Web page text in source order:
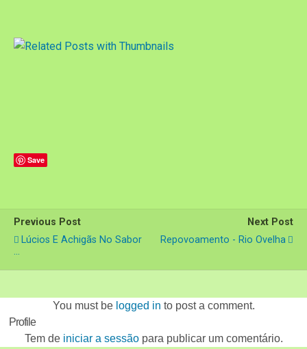
Save
Previous Post
Lúcios E Achigãs No Sabor
...
Next Post
Repovoamento - Rio Ovelha
You must be logged in to post a comment.
Profile
Tem de iniciar a sessãopara publicar um comentário.